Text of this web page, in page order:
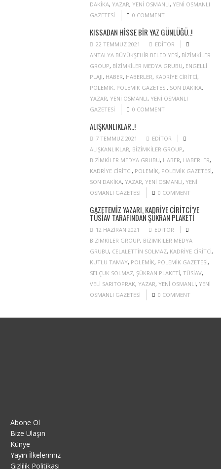
DAKIKA, YAZAR, YENI OSMANLI, YENI OSMANLI
GAZETESI
0 COMMENT
KISSADAN HISSE BIR YAZ GÜNLÜĞÜ..!
22 TEMMUZ 2021
EDITOR
ANTALYA BÜYÜKŞEHIR BELEDIYESI, BIZIMKILER
GROUP, BIZIMKILER MEDYA GRUBU, ENGELLI
PLAJI, HABER, HABERLER, KADRIYE CIRITCI,
POLEMIK, POLEMIK GAZETESI, SON DAKIKA,
YAZAR, YENI OSMANLI, YENI OSMANLI
GAZETESI
0 COMMENT
ALIŞKANLIKLAR..!
7 TEMMUZ 2021
EDITOR
ALIŞKANLIKLAR, BIZIMKILER GROUP,
BIZIMKILER MEDYA GRUBU, HABER, HABERLER,
KADRIYE CIRITCI, POLEMIK, POLEMIK GAZETESI,
SON DAKIKA, YAZAR, YENI OSMANLI, YENI
OSMANLI GAZETESI
0 COMMENT
GAZETEMIZ YAZARI, KADRIYE CIRITCI’YE
TÜSİAV TARAFINDAN ŞÜKRAN PLAKETI
12 HAZIRAN 2021
EDITOR
BIZIMKILER GROUP, BIZIMKILER MEDYA
GRUBU, CELALETTIN SOLMAZ, KADRIYE CIRITCI,
KUTLU TAMAY, POLEMIK, POLEMIK GAZETESI,
SELÇUK SOLMAZ, ŞÜKRAN PLAKETI, TÜSIAV,
VELI SARITOPRAK, YAZAR, YENI OSMANLI, YENI
OSMANLI GAZETESI
0 COMMENT
Abone Ol
Bize Ulaşın
Künye
Yayın İlkelerimiz
Gizlilik Politikası